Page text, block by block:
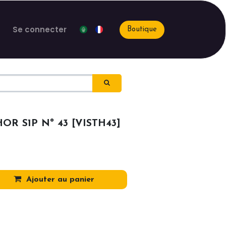
Se connecter Boutique
S1P Nº 43 [VISTH43]
Ajouter au panier